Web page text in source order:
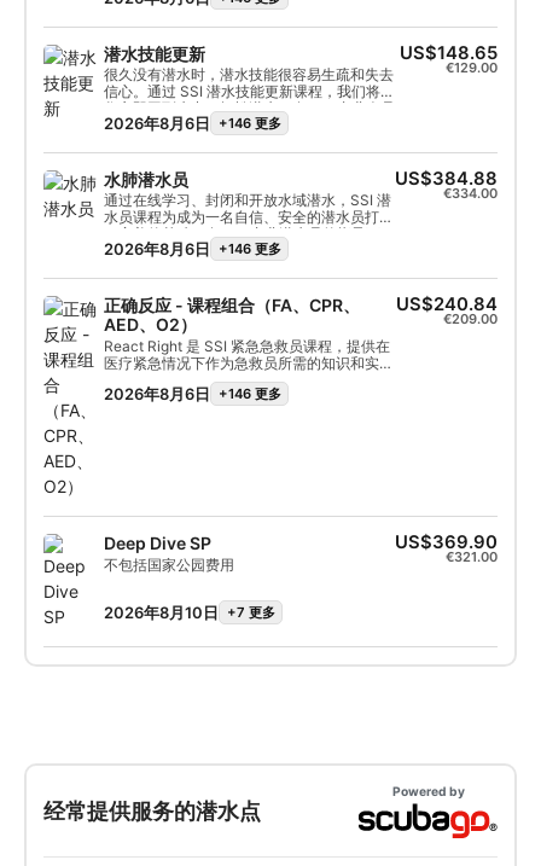
课程的学分，因此您可以在潜水探险中迈出下
一步。
潜水技能更新
很久没有潜水时，潜水技能很容易生疏和失去
信心。通过 SSI 潜水技能更新课程，我们将让
您立即回到水中，轻松潜水。在 SSI 专业人员
的指导下，您可以通过水肺技能更新课程复习
能。该课程非常适合在潜水假期前参加，这样
您就可以少花时间担心自己的技能，多花时间
欣赏海洋生物。 如果您是未获得认证的开放水
域潜水员，那么水肺技能更新课程是您在开放
水域培训潜水前练习潜水技能的理想选择。由
于没有固定的课程时间，您可以慢慢来，专注
于您需要帮助的技能。
2026年8月6日 +146 更多
US$148.65
€129.00
水肺潜水员
通过在线学习、封闭和开放水域潜水，SSI 潜
水员课程为成为一名自信、安全的潜水员打下
了完美的基础。在 SSI 专业潜水员的指导下，
您将学会在 12 米深的开放水域进行水肺潜水
水域潜水员课程培训的近一半，并可轻松升级
您的证书。您只需完成剩余的学术课程和封闭
水域课程，外加两次开放水域训练潜水。
2026年8月6日 +146 更多
US$384.88
€334.00
正确反应 - 课程组合（FA、CPR、
AED、O2）
React Right 是 SSI 紧急急救员课程，提供在
医疗紧急情况下作为急救员所需的知识和实用
技能。在这个灵活的课程中，您可以选择自己
的科目领域，如初步评估、急救、心肺复苏术
证，帮助其他需要帮助的潜水员。立即开始
2026年8月6日 +146 更多
US$240.84
€209.00
Deep Dive SP
不包括国家公园费用
2026年8月10日 +7 更多
US$369.90
€321.00
经常提供服务的潜水点
Powered by